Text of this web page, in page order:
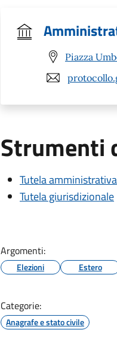
Piazza
Strumenti
Tutela amministrativa
Tutela giurisdizionale
Argomenti:
Elezioni Estero
Categorie:
Anagrafe e stato civile